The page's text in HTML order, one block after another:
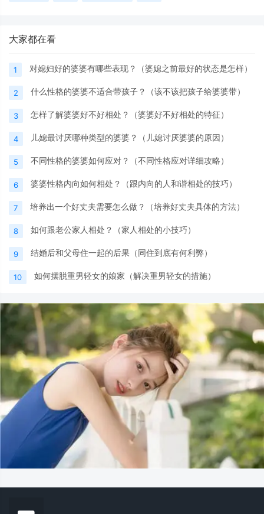
大家都在看
1 对媳妇好的婆婆有哪些表现？（婆媳之前最好的状态是怎样）
2 什么性格的婆婆不适合带孩子？（该不该把孩子给婆婆带）
3 怎样了解婆婆好不好相处？（婆婆好不好相处的特征）
4 儿媳最讨厌哪种类型的婆婆？（儿媳讨厌婆婆的原因）
5 不同性格的婆婆如何应对？（不同性格应对详细攻略）
6 婆婆性格内向如何相处？（跟内向的人和谐相处的技巧）
7 培养出一个好丈夫需要怎么做？（培养好丈夫具体的方法）
8 如何跟老公家人相处？（家人相处的小技巧）
9 结婚后和父母住一起的后果（同住到底有何利弊）
10 如何摆脱重男轻女的娘家（解决重男轻女的措施）